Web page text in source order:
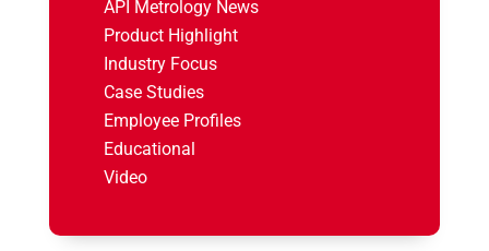
API Metrology News
Product Highlight
Industry Focus
Case Studies
Employee Profiles
Educational
Video